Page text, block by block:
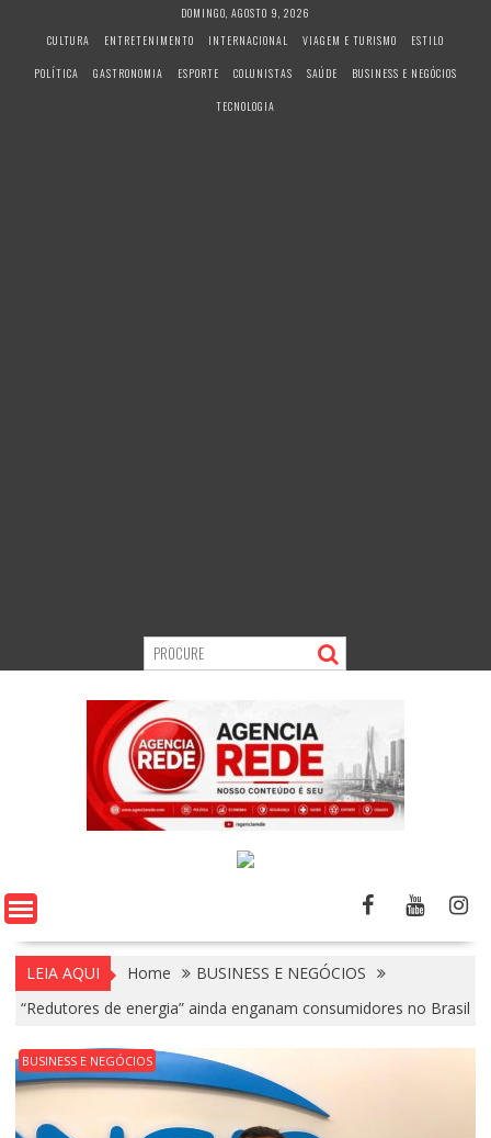
DOMINGO, AGOSTO 9, 2026
CULTURA
ENTRETENIMENTO INTERNACIONAL VIAGEM E TURISMO
ESTILO
POLÍTICA
GASTRONOMIA ESPORTE COLUNISTAS SAÚDE
BUSINESS E NEGÓCIOS
TECNOLOGIA
LEIA AQUI Home
BUSINESS E NEGÓCIOS
“Redutores de energia” ainda enganam consumidores no Brasil
BUSINESS E NEGÓCIOS